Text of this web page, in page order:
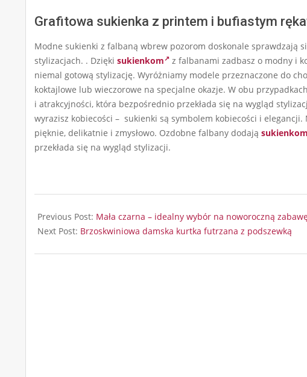
Grafitowa sukienka z printem i bufiastym
Modne sukienki z falbaną wbrew pozorom doskonale sprawdzają
stylizacjach. . Dzięki sukienkom
z falbanami zadbasz o modny i
niemal gotową stylizację. Wyróżniamy modele przeznaczone do
koktajlowe lub wieczorowe na specjalne okazje. W obu
i atrakcyjności, która bezpośrednio przekłada się na wygląd
wyrazisz kobiecości – sukienki są symbolem kobiecości i
pięknie, delikatnie i zmysłowo. Ozdobne falbany dodają sukienkom
przekłada się na wygląd stylizacji.
10-
13
Previous Post: Mała czarna – idealny wybór na noworoczną
Next Post: Brzoskwiniowa damska kurtka futrzana z podszewką